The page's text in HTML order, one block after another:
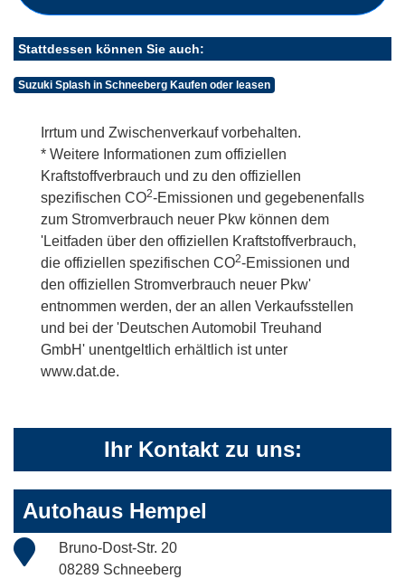
Stattdessen können Sie auch:
Suzuki Splash in Schneeberg Kaufen oder leasen
Irrtum und Zwischenverkauf vorbehalten.
* Weitere Informationen zum offiziellen
Kraftstoffverbrauch und zu den offiziellen
spezifischen CO2-Emissionen und gegebenenfalls
zum Stromverbrauch neuer Pkw können dem
'Leitfaden über den offiziellen Kraftstoffverbrauch,
die offiziellen spezifischen CO2-Emissionen und
den offiziellen Stromverbrauch neuer Pkw'
entnommen werden, der an allen Verkaufsstellen
und bei der 'Deutschen Automobil Treuhand
GmbH' unentgeltlich erhältlich ist unter
www.dat.de.
Ihr Kontakt zu uns:
Autohaus Hempel
Bruno-Dost-Str. 20
08289 Schneeberg